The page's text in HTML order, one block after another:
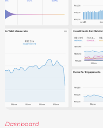
Dashboard